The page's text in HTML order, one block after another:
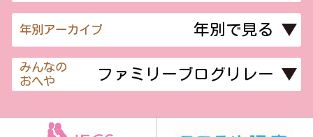
年別アーカイブ
みんなの
おへや